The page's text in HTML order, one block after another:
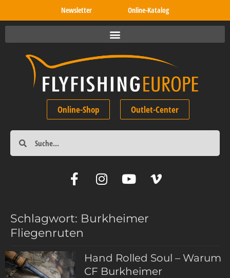
Newsletter Online-Katalog
Online-Shop Outlet-Center
Schlagwort: Burkheimer
Fliegenruten
Hand Rolled Soul – Warum
CF Burkheimer